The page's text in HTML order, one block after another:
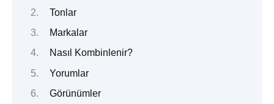
Tonlar
Markalar
Nasıl Kombinlenir?
Yorumlar
Görünümler